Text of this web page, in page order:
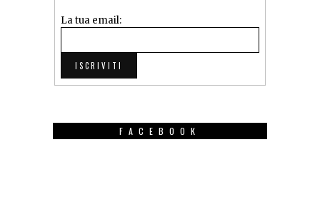
La tua email:
FACEBOOK